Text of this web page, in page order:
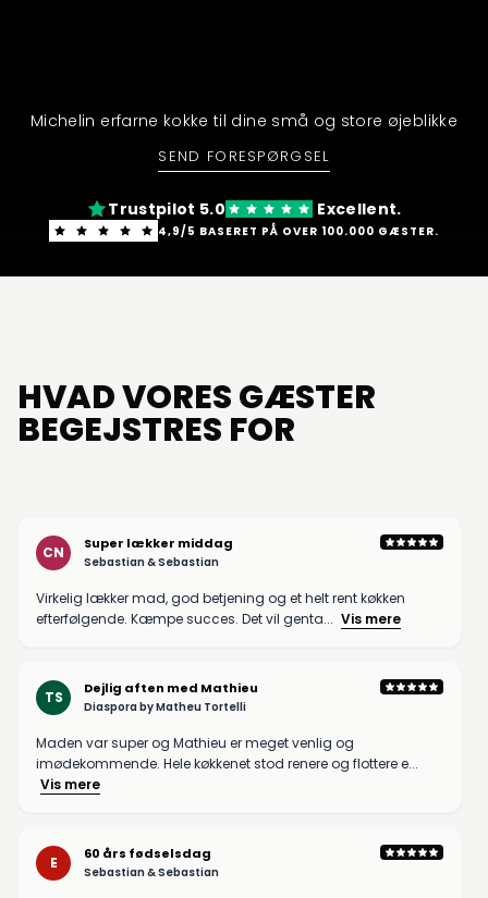
Michelin erfarne kokke til dine små og store øjeblikke
SEND FORESPØRGSEL
Trustpilot 5.0 Excellent.
4,9/5 BASERET PÅ OVER 100.000 GÆSTER.
HVAD VORES GÆSTER
BEGEJSTRES FOR
CN Super lækker middag
Sebastian & Sebastian
Virkelig lækker mad, god betjening og et helt rent køkken
efterfølgende. Kæmpe succes. Det vil genta... Vis mere
TS Dejlig aften med Mathieu
Diaspora by Matheu Tortelli
Maden var super og Mathieu er meget venlig og
imødekommende. Hele køkkenet stod renere og flottere e...
Vis mere
E 60 års fødselsdag
Sebastian & Sebastian